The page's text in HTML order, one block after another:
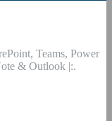
Teams, Power
& Outlook |:.